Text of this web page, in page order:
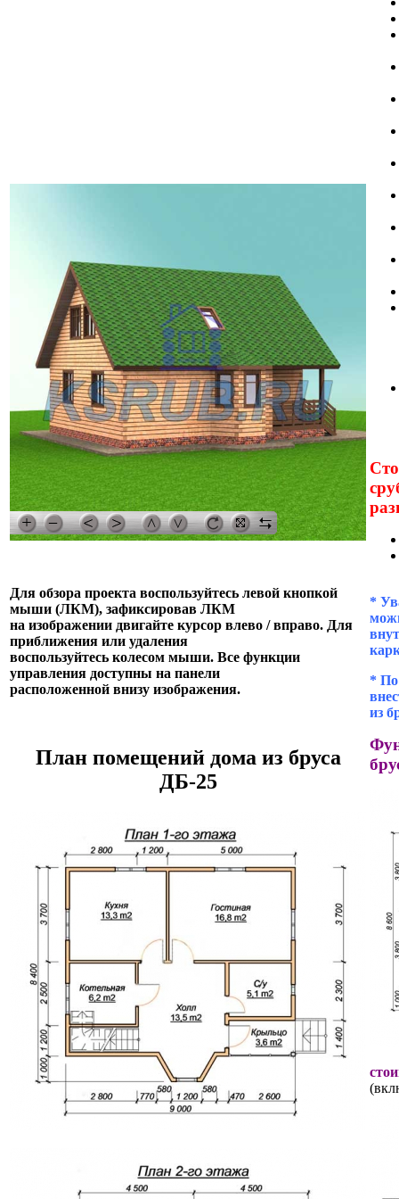
Для обзора проекта воспользуйтесь левой кнопкой
мыши (ЛКМ), зафиксировав ЛКМ
на изображении двигайте курсор влево / вправо. Для
приближения или удаления
воспользуйтесь колесом мыши. Все функции
управления доступны на панели
расположенной внизу изображения.
План помещений дома из бруса
ДБ-25
*
*
из